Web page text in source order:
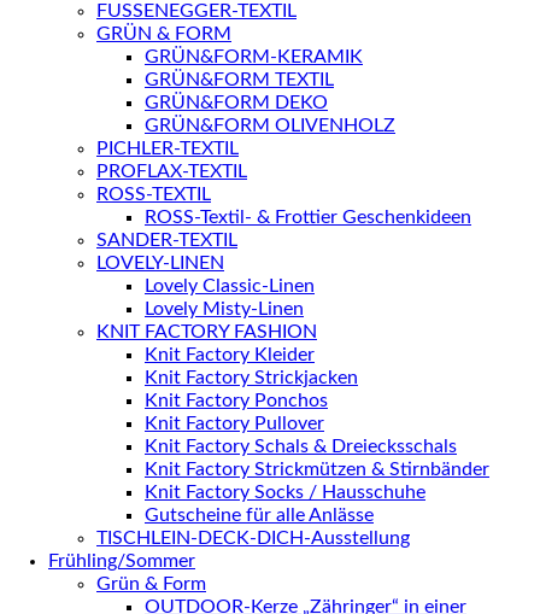
FUSSENEGGER-TEXTIL
GRÜN & FORM
GRÜN&FORM-KERAMIK
GRÜN&FORM TEXTIL
GRÜN&FORM DEKO
GRÜN&FORM OLIVENHOLZ
PICHLER-TEXTIL
PROFLAX-TEXTIL
ROSS-TEXTIL
ROSS-Textil- & Frottier Geschenkideen
SANDER-TEXTIL
LOVELY-LINEN
Lovely Classic-Linen
Lovely Misty-Linen
KNIT FACTORY FASHION
Knit Factory Kleider
Knit Factory Strickjacken
Knit Factory Ponchos
Knit Factory Pullover
Knit Factory Schals & Dreiecksschals
Knit Factory Strickmützen & Stirnbänder
Knit Factory Socks / Hausschuhe
Gutscheine für alle Anlässe
TISCHLEIN-DECK-DICH-Ausstellung
Frühling/Sommer
Grün & Form
OUTDOOR-Kerze „Zähringer“ in einer